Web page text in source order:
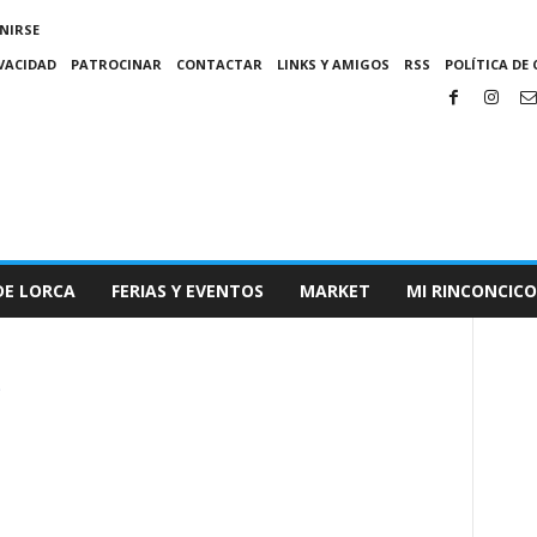
PATROCINAR CONTACTAR LINKS Y AMIGOS RSS POLÍTICA DE
LORCA FERIAS Y EVENTOS MARKET MI RINCONCICO